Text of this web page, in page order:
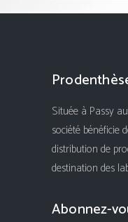
Située à Passy
société bénéficie
distribution de
destination des
Abonnez-